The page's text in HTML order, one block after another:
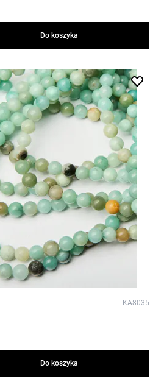
Do koszyka
KA8035
Do koszyka